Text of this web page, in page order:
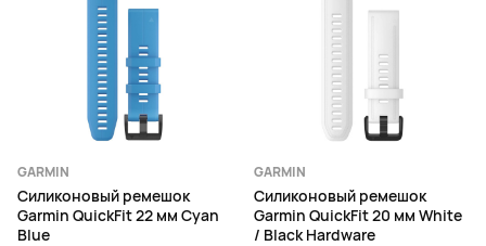
GARMIN
Силиконовый ремешок
Garmin QuickFit 22 мм Cyan
Blue
GARMIN
Силиконовый ремешок
Garmin QuickFit 20 мм White
/ Black Hardware